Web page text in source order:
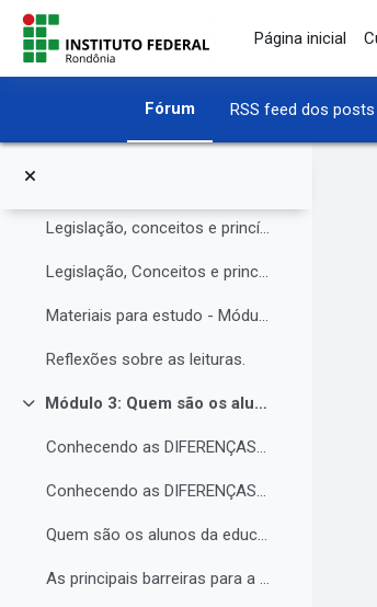
Ir para o conteúdo principal
Página inicial
Fórum RSS feed dos posts
Compartilhando Saberes e Experiências.
Legislação, conceitos e princípios da educação inclusiva.
Legislação, Conceitos e princípios da educação inclusiva (parte 2)
Materiais para estudo - Módulo 2.
Reflexões sobre as leituras.
Contrair
Módulo 3: Quem são os alunos da educação inclusiva.
Conhecendo as DIFERENÇAS para promover a IGUALDADE com EQUIDADE.
Conhecendo as DIFERENÇAS para promover a IGUALDADE com EQUIDADE.
Quem são os alunos da educação inclusiva.
As principais barreiras para a inclusão.